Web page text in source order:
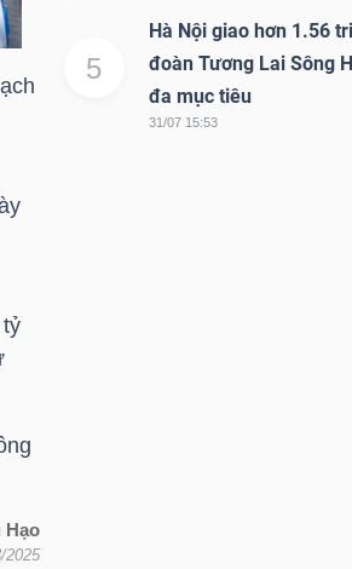
Hạo
2025
5
Hà Nội giao hơn 1.56
đoàn Tương Lai Sông
đa mục tiêu
31/07 15:53